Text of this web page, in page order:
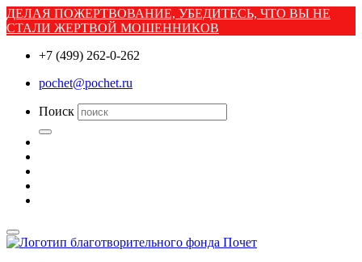
ДЕЛАЯ ПОЖЕРТВОВАНИЕ, УБЕДИТЕСЬ, ЧТО ВЫ НЕ
СТАЛИ ЖЕРТВОЙ МОШЕННИКОВ
+7 (499) 262-0-262
pochet@pochet.ru
Поиск